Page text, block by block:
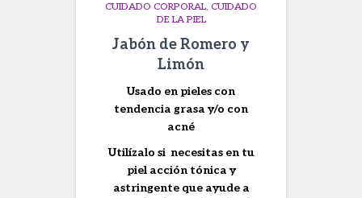
CUIDADO CORPORAL CUIDADO
DE LA PIEL
Jabón de Romero y
Limón
Usado en pieles con
tendencia grasa y/o con
acné
Utilízalo si necesitas en tu
piel acción tónica y
astringente que ayude a